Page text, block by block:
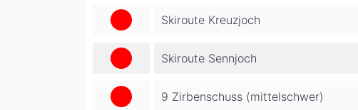
Skiroute Kreuzjoch
Skiroute Sennjoch
9 Zirbenschuss (mittelschwer)